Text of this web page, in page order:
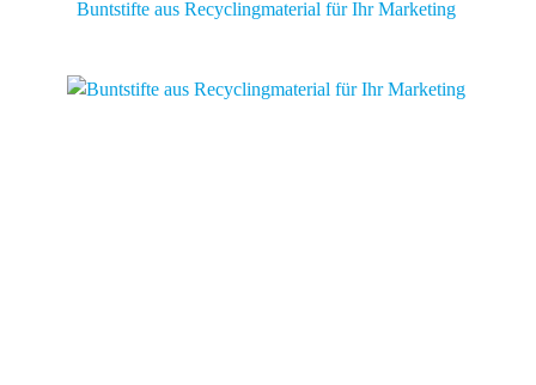
Buntstifte aus Recyclingmaterial für Ihr Marketing